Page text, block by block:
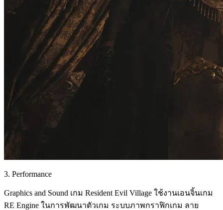
3. Performance
Graphics and Sound เกม Resident Evil Village ใช้งานเอนจิ้นเกม
RE Engine ในการพัฒนาตัวเกม ระบบภาพกราฟิกเกม ลาย